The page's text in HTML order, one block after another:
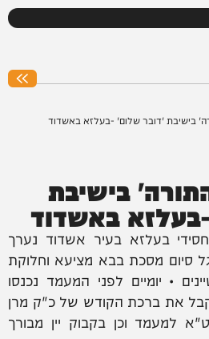
בישיבת 'דובר שלום' -בעלזא באשדוד
בישיבת
באשדוד
בעלזא בעיר אשדוד נערך
סיום מסכת בבא מציעא וחלוקת
• יומיים לפני המעמד נכנסו
את ברכת הקודש של כ"ק מרן
למעמד וכן בקבוק יין מבורך